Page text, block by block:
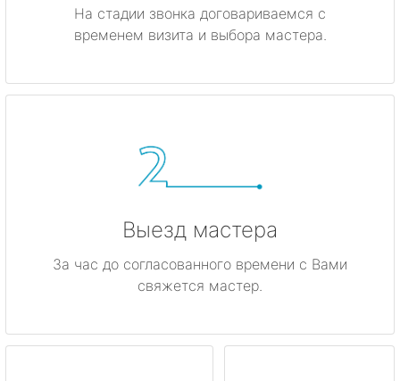
На стадии звонка договариваемся с
временем визита и выбора мастера.
Выезд мастера
За час до согласованного времени с Вами
свяжется мастер.